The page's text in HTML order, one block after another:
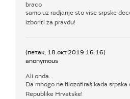
braco
samo uz radjanje sto vise srpske
izboriti za pravdu!
(петак, 18.окт.2019 16:16)
anonymous
Ali onda...
Da mnogo ne filozofiraš kada
Republike Hrvatske!